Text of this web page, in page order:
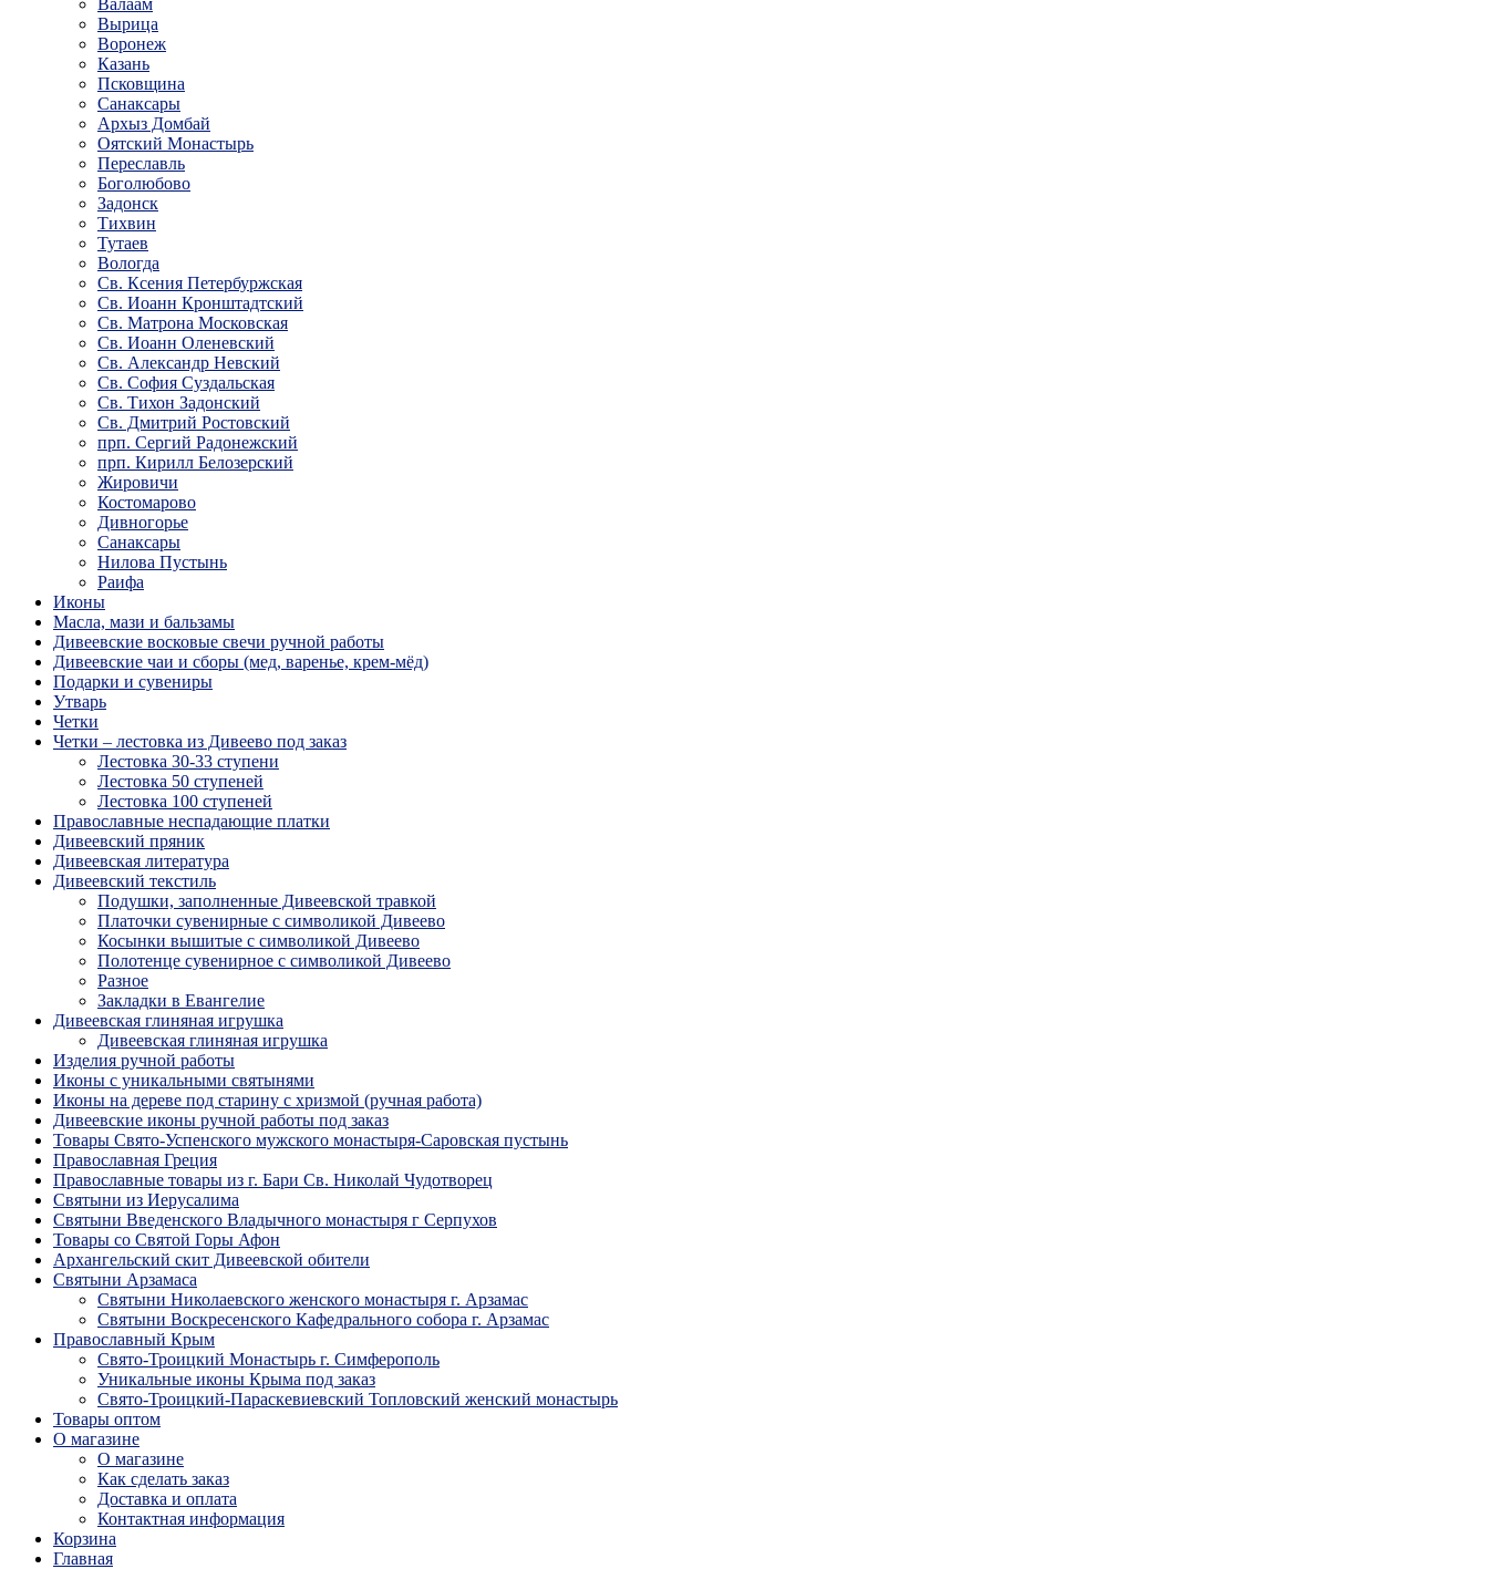
Вырица
Воронеж
Казань
Псковщина
Санаксары
Архыз Домбай
Оятский Монастырь
Переславль
Боголюбово
Задонск
Тихвин
Тутаев
Вологда
Св. Ксения Петербуржская
Св. Иоанн Кронштадтский
Св. Матрона Московская
Св. Иоанн Оленевский
Св. Александр Невский
Св. София Суздальская
Св. Тихон Задонский
Св. Дмитрий Ростовский
прп. Сергий Радонежский
прп. Кирилл Белозерский
Жировичи
Костомарово
Дивногорье
Санаксары
Нилова Пустынь
Раифа
Иконы
Масла, мази и бальзамы
Дивеевские восковые свечи ручной работы
Дивеевские чаи и сборы (мед, варенье, крем-мёд)
Подарки и сувениры
Утварь
Четки
Четки – лестовка из Дивеево под заказ
Лестовка 30-33 ступени
Лестовка 50 ступеней
Лестовка 100 ступеней
Православные неспадающие платки
Дивеевский пряник
Дивеевская литература
Дивеевский текстиль
Подушки, заполненные Дивеевской травкой
Платочки сувенирные с символикой Дивеево
Косынки вышитые с символикой Дивеево
Полотенце сувенирное с символикой Дивеево
Разное
Закладки в Евангелие
Дивеевская глиняная игрушка
Дивеевская глиняная игрушка
Изделия ручной работы
Иконы с уникальными святынями
Иконы на дереве под старину с хризмой (ручная работа)
Дивеевские иконы ручной работы под заказ
Товары Свято-Успенского мужского монастыря-Саровская пустынь
Православная Греция
Православные товары из г. Бари Св. Николай Чудотворец
Святыни из Иерусалима
Святыни Введенского Владычного монастыря г Серпухов
Товары со Святой Горы Афон
Архангельский скит Дивеевской обители
Святыни Арзамаса
Святыни Николаевского женского монастыря г. Арзамас
Святыни Воскресенского Кафедрального собора г. Арзамас
Православный Крым
Свято-Троицкий Монастырь г. Симферополь
Уникальные иконы Крыма под заказ
Свято-Троицкий-Параскевиевский Топловский женский монастырь
Товары оптом
О магазине
О магазине
Как сделать заказ
Доставка и оплата
Контактная информация
Корзина
Главная